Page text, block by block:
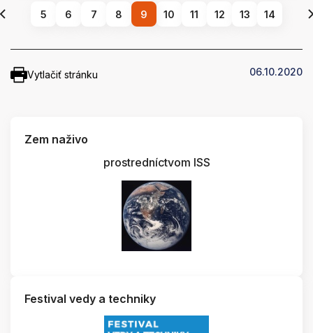
5 6 7 8 9 10 11 12 13 14
Vytlačiť stránku 06.10.2020
Zem naživo
prostredníctvom ISS
Festival vedy a techniky